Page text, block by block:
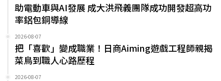
助電動車與AI發展 成大洪飛義團隊成功開發超高功
率鋁包銅導線
2026-08-07
把「喜歡」變成職業！日商Aiming遊戲工程師親揭
菜鳥到職人心路歷程
2026-08-07